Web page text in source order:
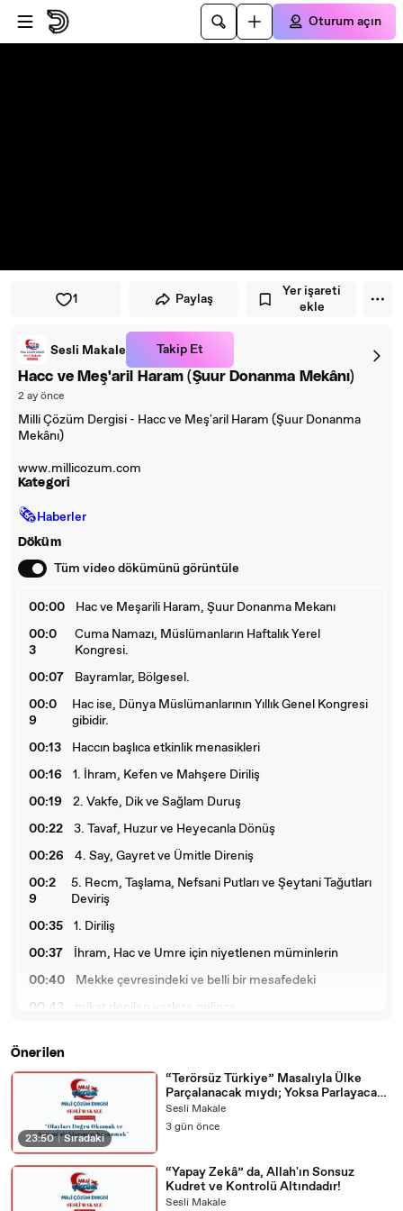
Oynatıcıya atla
Ana içeriğe atla
Oturum açın
1 Paylaş
Yer işareti
ekle
Sesli Makale Takip Et
Hacc ve Meş'aril Haram (Şuur Donanma Mekânı)
2 ay önce
Milli Çözüm Dergisi - Hacc ve Meş'aril Haram (Şuur Donanma
Mekânı)
www.millicozum.com
Kategori
🗞Haberler
Döküm
Tüm video dökümünü görüntüle
00:00
Hac ve Meşarili Haram, Şuur Donanma Mekanı
00:0
3
Cuma Namazı, Müslümanların Haftalık Yerel
Kongresi.
00:07
Bayramlar, Bölgesel.
00:0
9
Hac ise, Dünya Müslümanlarının Yıllık Genel Kongresi
gibidir.
00:13
Haccın başlıca etkinlik menasikleri
00:16
1. İhram, Kefen ve Mahşere Diriliş
00:19
2. Vakfe, Dik ve Sağlam Duruş
00:22
3. Tavaf, Huzur ve Heyecanla Dönüş
00:26
4. Say, Gayret ve Ümitle Direniş
00:2
9
5. Recm, Taşlama, Nefsani Putları ve Şeytani Tağutları
Deviriş
00:35
1. Diriliş
00:37
İhram, Hac ve Umre için niyetlenen müminlerin
00:40
Mekke çevresindeki ve belli bir mesafedeki
00:43
mikat denilen yerlere gelince
00:47
kendisine haram etmesi.
Bitki, hayvan ve insanlara karşı
00:54
her türlü eziyet ve hakaretten,
00:57
süslenip bezenmekten,
00:58
cinsi münasebetten vazgeçmesi,
Önerilen
23:50 | Sıradaki
“Terörsüz Türkiye” Masalıyla Ülke
Parçalanacak mıydı; Yoksa Parlayacak
mıydı?
Sesli Makale
3 gün önce
“Yapay Zekâ” da, Allah'ın Sonsuz
Kudret ve Kontrolü Altındadır!
Sesli Makale